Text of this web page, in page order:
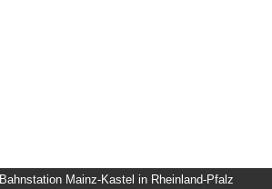
Bahnstation Mainz-Kastel in Rheinland-Pfalz